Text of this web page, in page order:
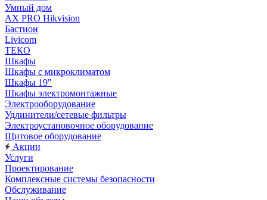
Умный дом
AX PRO Hikvision
Бастион
Livicom
ТЕКО
Шкафы
Шкафы с микроклиматом
Шкафы 19"
Шкафы электромонтажные
Электрооборудование
Удлинители/сетевые фильтры
Электроустановочное оборудование
Щитовое оборудование
Акции
Услуги
Проектирование
Комплексные системы безопасности
Обслуживание